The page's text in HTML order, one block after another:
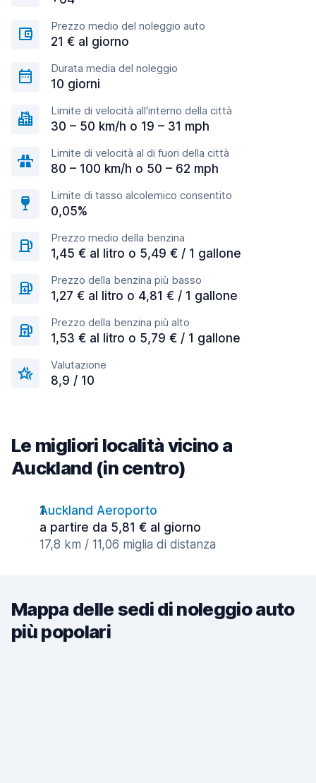
Prezzo medio del noleggio auto
21 € al giorno
Durata media del noleggio
10 giorni
Limite di velocità all'interno della città
30 – 50 km/h o 19 – 31 mph
Limite di velocità al di fuori della città
80 – 100 km/h o 50 – 62 mph
Limite di tasso alcolemico consentito
0,05%
Prezzo medio della benzina
1,45 € al litro o 5,49 € / 1 gallone
Prezzo della benzina più basso
1,27 € al litro o 4,81 € / 1 gallone
Prezzo della benzina più alto
1,53 € al litro o 5,79 € / 1 gallone
Valutazione
8,9 / 10
Le migliori località vicino a
Auckland (in centro)
Auckland Aeroporto
a partire da 5,81 € al giorno
17,8 km / 11,06 miglia di distanza
Mappa delle sedi di noleggio auto
più popolari